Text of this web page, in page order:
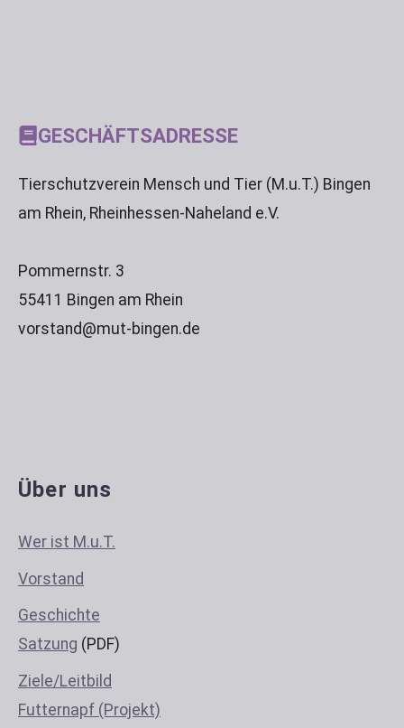
GESCHÄFTSADRESSE
Tierschutzverein Mensch und Tier (M.u.T.) Bingen
am Rhein, Rheinhessen-Naheland e.V.
Pommernstr. 3
55411 Bingen am Rhein
vorstand@mut-bingen.de
Über uns
Wer ist M.u.T.
Vorstand
Geschichte
Satzung (PDF)
Ziele/Leitbild
Futternapf (Projekt)